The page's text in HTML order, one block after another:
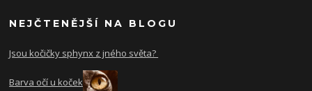
NEJČTENĚJŠÍ NA BLOGU
Jsou kočičky sphynx z jného světa?
Barva očí u koček